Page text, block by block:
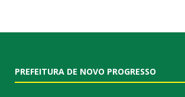
PREFEITURA DE NOVO PROGRESSO